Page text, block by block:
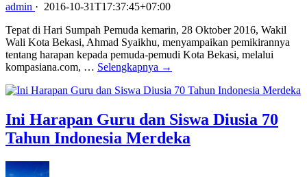
admin · 2016-10-31T17:37:45+07:00
Tepat di Hari Sumpah Pemuda kemarin, 28 Oktober 2016, Wakil
Wali Kota Bekasi, Ahmad Syaikhu, menyampaikan pemikirannya
tentang harapan kepada pemuda-pemudi Kota Bekasi, melalui
kompasiana.com, … Selengkapnya →
Ini Harapan Guru dan Siswa Diusia 70
Tahun Indonesia Merdeka